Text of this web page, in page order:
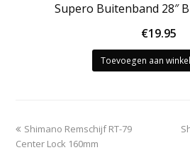
Supero Buitenband 28″
€19.95
Toevoegen aan
previous
post:
Shimano Remschijf RT-79
Center Lock 160mm